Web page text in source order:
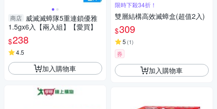
商店 威滅滅蟑隊5重連鎖優雅
1.5gx6入【兩入組】【愛買】
$238
4.5
加入購物車
限時下殺34折！
雙層結構高效滅蟑盒(超值2入)
$309
5 (1)
券
加入購物車